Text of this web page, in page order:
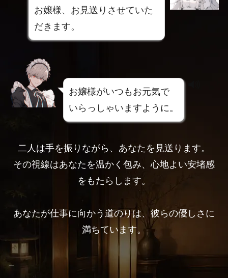
お嬢様、お見送りさせていた
だきます。
お嬢様がいつもお元気で
いらっしゃいますように。
二人は手を振りながら、あなたを見送ります。
その視線はあなたを温かく包み、心地よい安堵感
をもたらします。
あなたが仕事に向かう道のりは、彼らの優しさに
満ちています。
–